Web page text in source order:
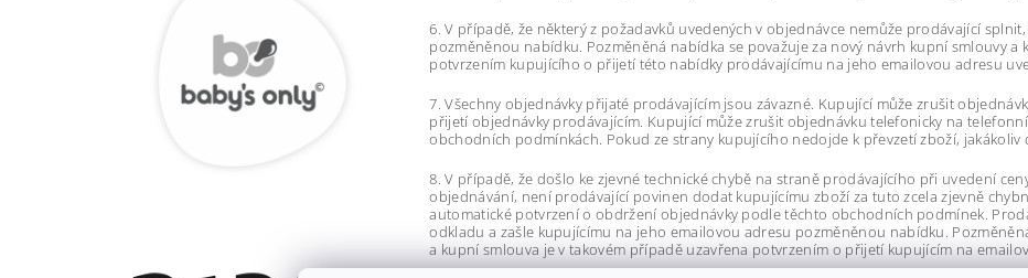
6. V případě, že některý z požadavků uvedených v objednávce nemůže prodávající
pozměněnou nabídku. Pozměněná nabídka se považuje za nový návrh kupní smlouvy a
potvrzením kupujícího o přijetí této nabídky prodávajícímu na jeho emailovou adresu
7. Všechny objednávky přijaté prodávajícím jsou závazné. Kupující může zrušit
přijetí objednávky prodávajícím. Kupující může zrušit objednávku telefonicky na
obchodních podmínkách. Pokud ze strany kupujícího nedojde k převzetí zboží, jakákoliv
8. V případě, že došlo ke zjevné technické chybě na straně prodávajícího při uvedení
objednávání, není prodávající povinen dodat kupujícímu zboží za tuto zcela zjevně
automatické potvrzení o obdržení objednávky podle těchto obchodních podmínek.
odkladu a zašle kupujícímu na jeho emailovou adresu pozměněnou nabídku.
a kupní smlouva je v takovém případě uzavřena potvrzením o přijetí kupujícím na